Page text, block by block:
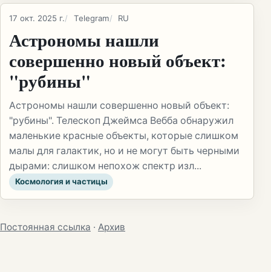
17 окт. 2025 г. Telegram RU
Астрономы нашли
совершенно новый объект:
"рубины"
Астрономы нашли совершенно новый объект:
"рубины". Телескоп Джеймса Вебба обнаружил
маленькие красные объекты, которые слишком
малы для галактик, но и не могут быть черными
дырами: слишком непохож спектр изл...
Космология и частицы
Постоянная ссылка · Архив